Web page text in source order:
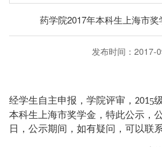
药学院2017年本科生上海市
发布时间：2017-
经学生自主申报，学院评审， 2015
本科生上海市奖学金，特此公示，
日，公示期间，如有疑问，可以联